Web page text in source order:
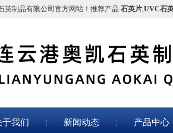
英制品有限公司官方网站！推荐产品:石英片,UVC石
于我们 新闻动态 产品中心